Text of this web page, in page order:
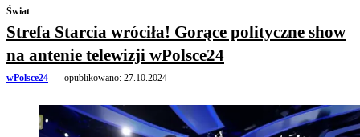
Świat
Strefa Starcia wróciła! Gorące polityczne show
na antenie telewizji wPolsce24
wPolsce24 opublikowano: 27.10.2024